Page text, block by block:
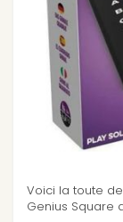
Voici la toute
Genius Square